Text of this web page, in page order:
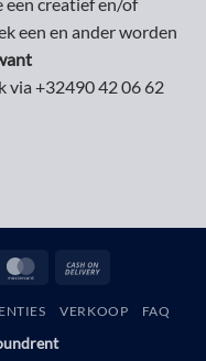
een en ander worden
via +32490 42 06 62
MasterCard
Delivery
VERKOOP FAQ